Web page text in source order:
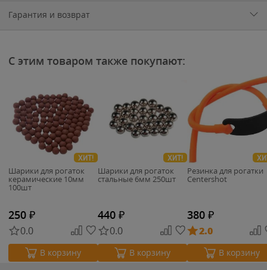
Гарантия и возврат
С этим товаром также покупают:
ХИТ!
Шарики для рогаток
керамические 10мм
100шт
250 ₽
0.0
В корзину
ХИТ!
Шарики для рогаток
стальные 6мм 250шт
440 ₽
0.0
В корзину
Резинка для рогатки
Centershot
380 ₽
2.0
В корзину